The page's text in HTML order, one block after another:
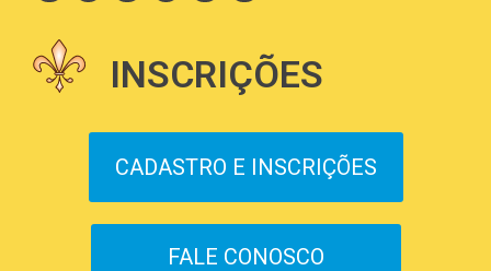
INSCRIÇÕES
CADASTRO E INSCRIÇÕES
FALE CONOSCO